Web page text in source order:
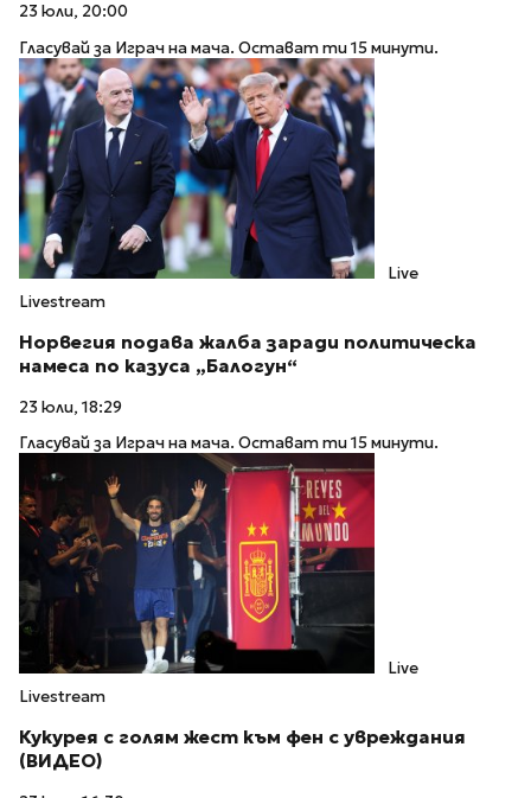
23 юли, 20:00
Гласувай за Играч на мача. Остават ти 15 минути.
Live
Livestream
Норвегия подава жалба заради политическа
намеса по казуса „Балогун“
23 юли, 18:29
Гласувай за Играч на мача. Остават ти 15 минути.
Live
Livestream
Кукурея с голям жест към фен с увреждания
(ВИДЕО)